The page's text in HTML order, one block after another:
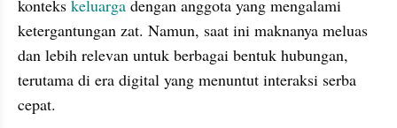
konteks keluarga dengan anggota yang mengalami
ketergantungan zat. Namun, saat ini maknanya meluas
dan lebih relevan untuk berbagai bentuk hubungan,
terutama di era digital yang menuntut interaksi serba
cepat.